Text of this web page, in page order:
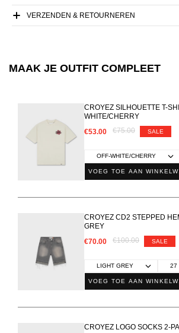
VERZENDEN & RETOURNEREN
MAAK JE OUTFIT COMPLEET
CROYEZ SILHOUETTE T-
WHITE/CHERRY
€53.00
€75.00 SALE
VOEG TOE AAN
CROYEZ CD2 STEPPED
GREY
€70.00
€100.00 SALE
VOEG TOE AAN
CROYEZ LOGO SOCKS 2-